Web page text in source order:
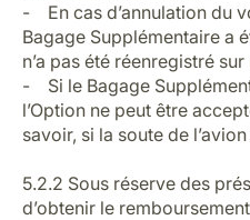
- En cas d’annulation du
Bagage Supplémentaire a
n’a pas été réenregistré
- Si le Bagage
l’Option ne peut être
savoir, si la soute de
5.2.2 Sous réserve des
d’obtenir le